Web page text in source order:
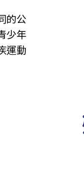
的公
少年
運動